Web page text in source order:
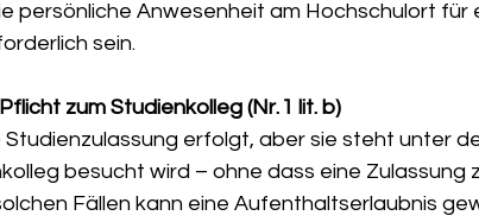
persönliche Anwesenheit am Hochschulort für
sein.
zum Studienkolleg (Nr. 1 lit. b)
Studienzulassung erfolgt, aber sie steht unter
besucht wird – ohne dass eine Zulassung
Fällen kann eine Aufenthaltserlaubnis